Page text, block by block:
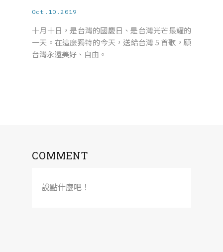
Oct.10.2019
十月十日，是台灣的國慶日、是台灣光芒最耀的
一天。在這麼獨特的今天，送給台灣 5 首歌，願
台灣永遠美好、自由。
COMMENT
說點什麼吧！